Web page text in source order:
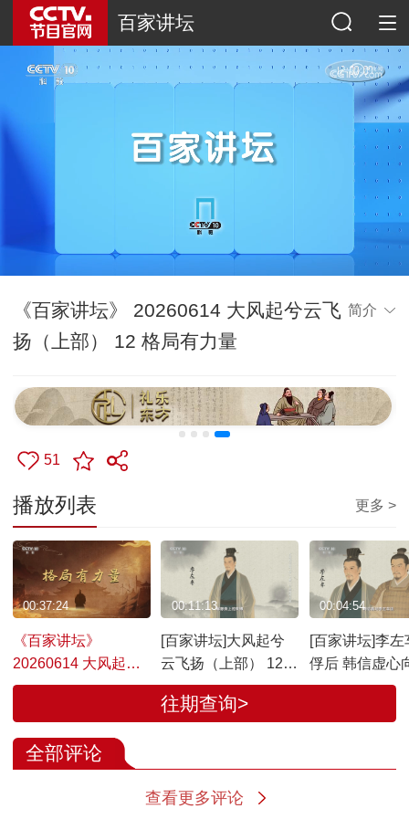
百家讲坛
《百家讲坛》 20260614 大风起兮云飞
扬（上部） 12 格局有力量
简介
51
播放列表 更多 >
《百家讲坛》
20260614 大风起兮
云飞扬（上部） 12
00:37:24
[百家讲坛]大风起兮
云飞扬（上部） 12
格局有力量 李左车的
良策
00:11:13
[百家讲坛]李左
俘后 韩信虚心
车请教
00:04:54
往期查询>
全部评论
查看更多评论